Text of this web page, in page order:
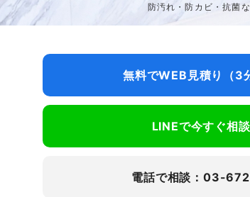
防汚れ・防カビ・抗菌
無料でWEB見積り（3
LINEで今すぐ相
電話で相談：03-